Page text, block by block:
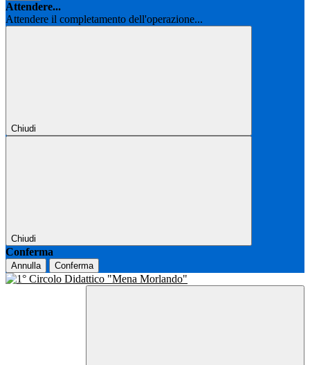
Attendere...
Attendere il completamento dell'operazione...
Chiudi
Chiudi
Conferma
Annulla Conferma